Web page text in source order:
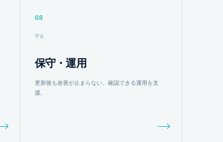
08
守る
保守・運用
更新後も改善が止まらない、確認できる運用を支
援。